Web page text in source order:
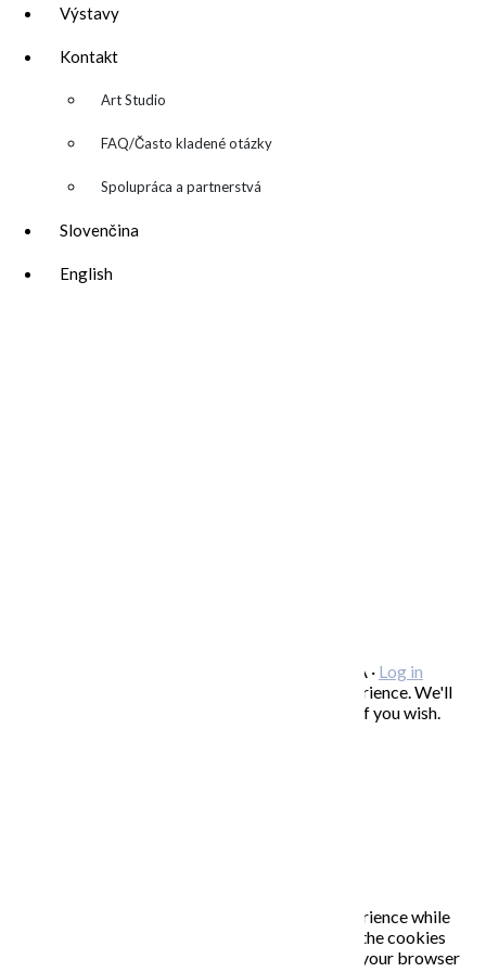
Výstavy
Kontakt
▼ Art Studio
FAQ/Často kladené otázky
Spolupráca a partnerstvá
Slovenčina
English
Copyright © 2026 KATARÍNA S. KALMANOVÁ · Log in
This website uses cookies to improve your experience. We'll
assume you're ok with this, but you can opt-out if you wish.
This website uses cookies to improve your experience while
you navigate through the website. Out of these, the cookies
that are categorized as necessary are stored on your browser